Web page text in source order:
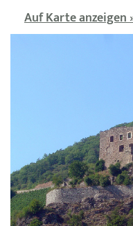
Auf Karte anzeigen